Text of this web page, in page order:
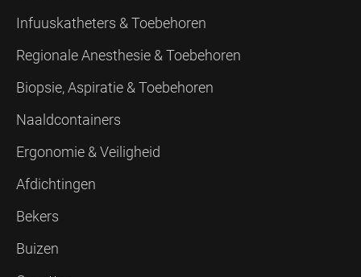
Infuuskatheters & Toebehoren
Regionale Anesthesie & Toebehoren
Biopsie, Aspiratie & Toebehoren
Naaldcontainers
Ergonomie & Veiligheid
Afdichtingen
Bekers
Buizen